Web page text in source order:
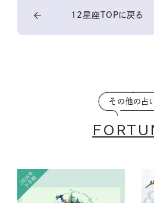
12星座TOPに戻る
その他の占